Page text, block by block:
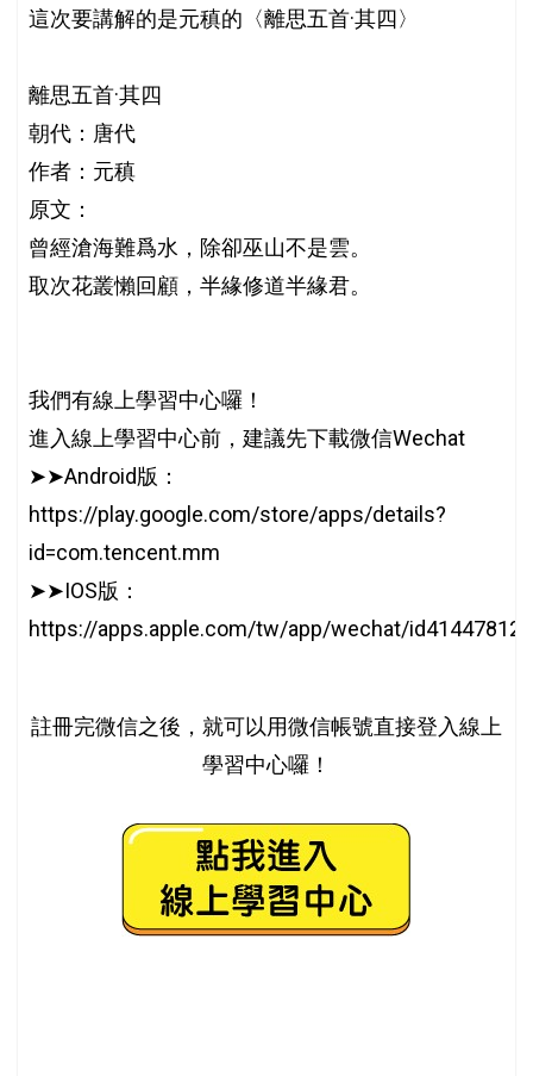
這次要講解的是元稹的〈離思五首·其四〉
離思五首·其四
朝代：唐代
作者：元稹
原文：
曾經滄海難爲水，除卻巫山不是雲。
取次花叢懶回顧，半緣修道半緣君。
我們有線上學習中心囉！
進入線上學習中心前，建議先下載微信Wechat
➤➤Android版：
https://play.google.com/store/apps/details?
id=com.tencent.mm
➤➤IOS版：
https://apps.apple.com/tw/app/wechat/id414478124
註冊完微信之後，就可以用微信帳號直接登入線上
學習中心囉！